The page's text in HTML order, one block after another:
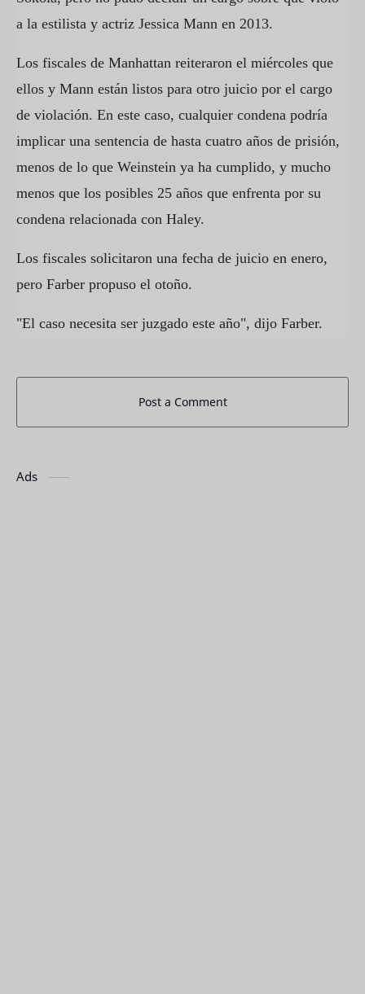
a la estilista y actriz Jessica Mann en 2013.
Los fiscales de Manhattan reiteraron el miércoles que
ellos y Mann están listos para otro juicio por el cargo
de violación. En este caso, cualquier condena podría
implicar una sentencia de hasta cuatro años de prisión,
menos de lo que Weinstein ya ha cumplido, y mucho
menos que los posibles 25 años que enfrenta por su
condena relacionada con Haley.
Los fiscales solicitaron una fecha de juicio en enero,
pero Farber propuso el otoño.
"El caso necesita ser juzgado este año", dijo Farber.
Post a Comment
Ads